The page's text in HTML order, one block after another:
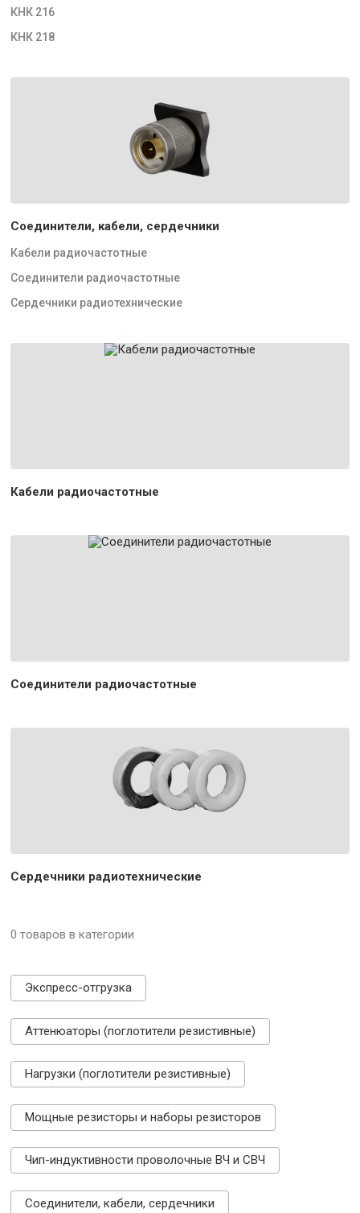
КНК 216
КНК 218
Соединители, кабели, сердечники
Кабели радиочастотные
Соединители радиочастотные
Сердечники радиотехнические
Кабели радиочастотные
Соединители радиочастотные
Сердечники радиотехнические
0 товаров в категории
Экспресс-отгрузка
Аттенюаторы (поглотители резистивные)
Нагрузки (поглотители резистивные)
Мощные резисторы и наборы резисторов
Чип-индуктивности проволочные ВЧ и СВЧ
Соединители, кабели, сердечники